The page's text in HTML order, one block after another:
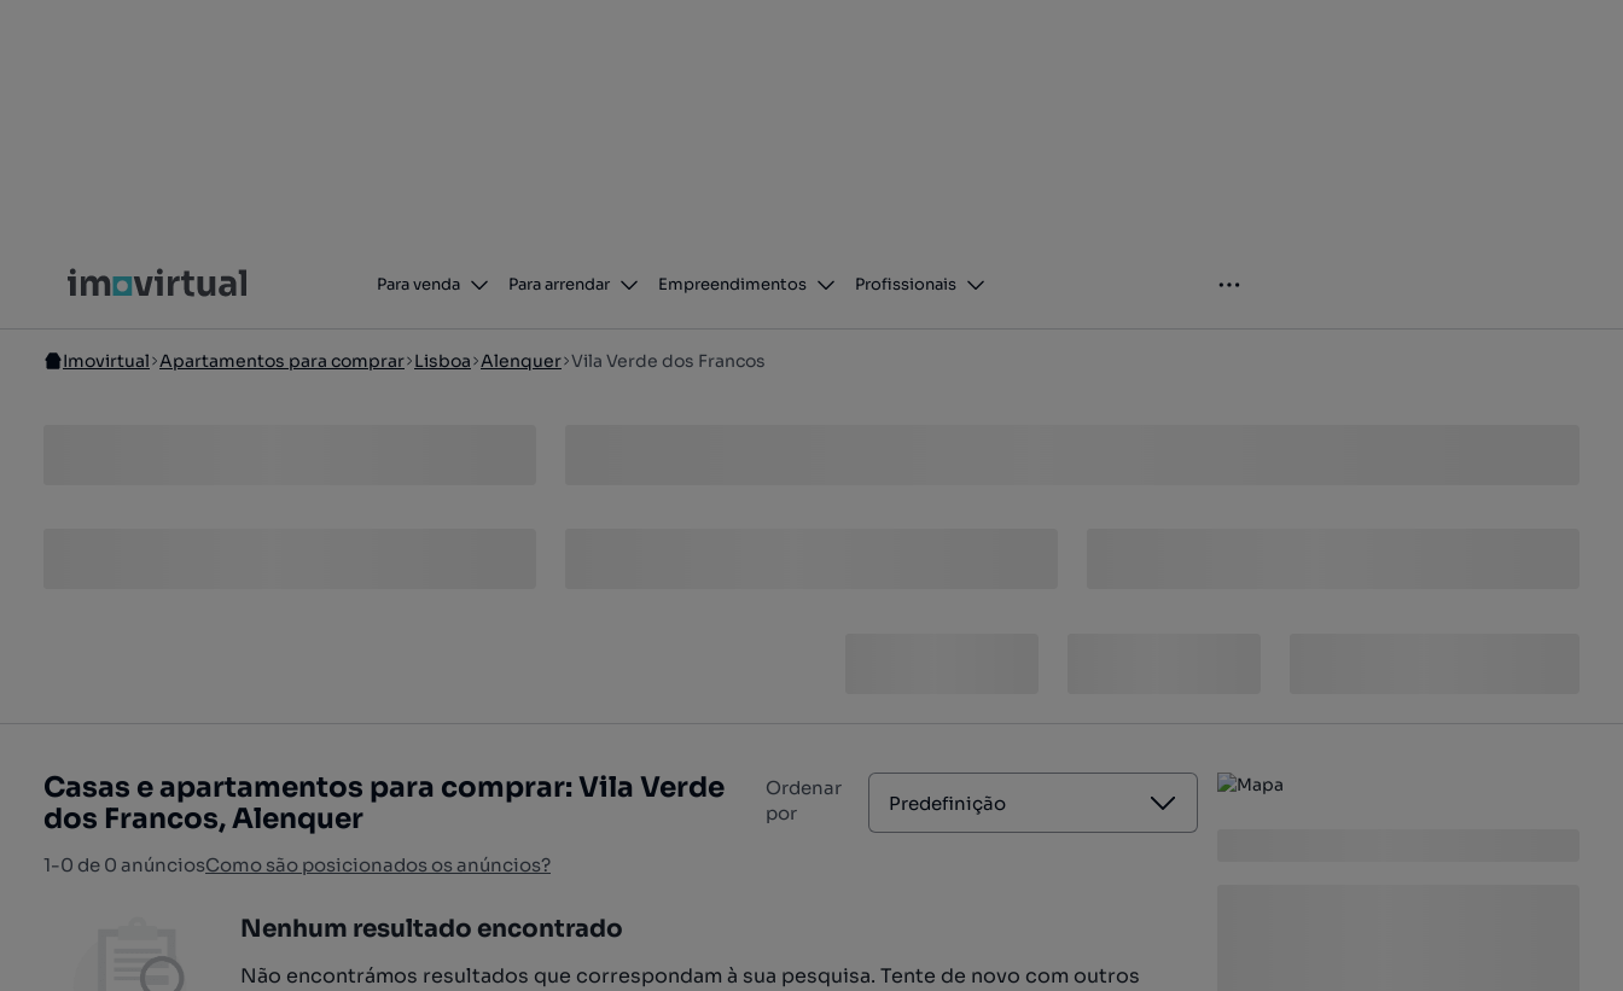
Para venda Para arrendar Empreendimentos Profissionais
Imovirtual Apartamentos para comprar Lisboa Alenquer Vila Verde dos Francos
Casas e apartamentos para comprar: Vila Verde
dos Francos, Alenquer
1-0 de 0 anúnciosComo são posicionados os anúncios?
Ordenar
por
Predefinição
Nenhum resultado encontrado
Não encontrámos resultados que correspondam à sua pesquisa. Tente de novo com outros